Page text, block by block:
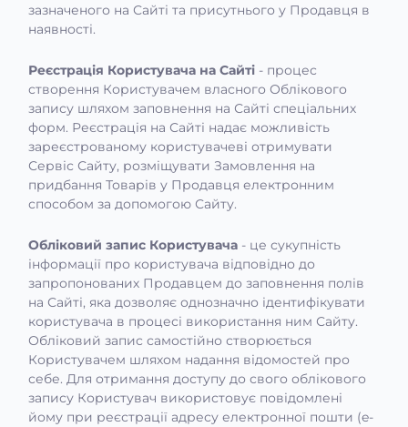
зазначеного на Сайті та присутнього у Продавця в
наявності.
Реєстрація Користувача на Сайті - процес
створення Користувачем власного Облікового
запису шляхом заповнення на Сайті спеціальних
форм. Реєстрація на Сайті надає можливість
зареєстрованому користувачеві отримувати
Сервіс Сайту, розміщувати Замовлення на
придбання Товарів у Продавця електронним
способом за допомогою Сайту.
Обліковий запис Користувача - це сукупність
інформації про користувача відповідно до
запропонованих Продавцем до заповнення полів
на Сайті, яка дозволяє однозначно ідентифікувати
користувача в процесі використання ним Сайту.
Обліковий запис самостійно створюється
Користувачем шляхом надання відомостей про
себе. Для отримання доступу до свого облікового
запису Користувач використовує повідомлені
йому при реєстрації адресу електронної пошти (e-